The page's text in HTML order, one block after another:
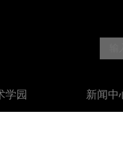
学园 新闻中